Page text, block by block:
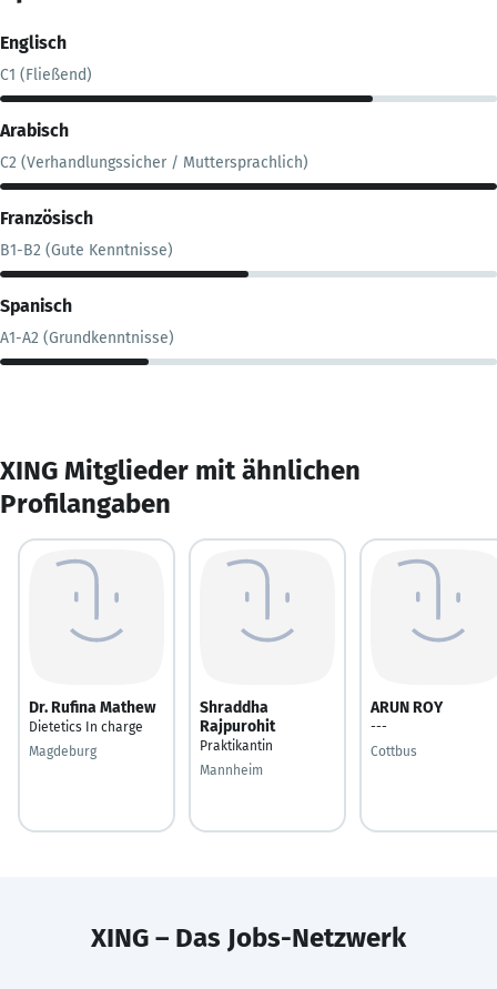
Englisch
C1 (Fließend)
Arabisch
C2 (Verhandlungssicher / Muttersprachlich)
Französisch
B1-B2 (Gute Kenntnisse)
Spanisch
A1-A2 (Grundkenntnisse)
XING Mitglieder mit ähnlichen
Profilangaben
Dr. Rufina Mathew
Dietetics In charge
Magdeburg
Shraddha
Rajpurohit
Praktikantin
Mannheim
ARUN ROY
---
Cottbus
XING – Das Jobs-Netzwerk